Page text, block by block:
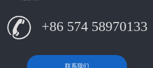
+86 574 58970133
联系我们